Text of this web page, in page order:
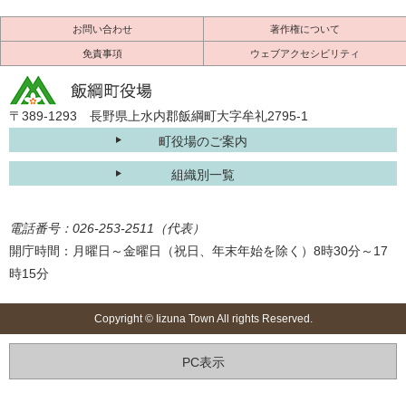
お問い合わせ 著作権について
免責事項 ウェブアクセシビリティ
〒389-1293 長野県上水内郡飯綱町大字牟礼2795-1
町役場のご案内
組織別一覧
電話番号：026-253-2511（代表）
開庁時間：月曜日～金曜日（祝日、年末年始を除く）8時30分～17
時15分
Copyright © Iizuna Town All rights Reserved.
PC表示